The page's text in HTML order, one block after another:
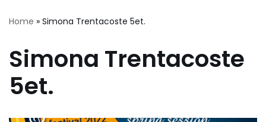
Home » Simona Trentacoste 5et.
Simona Trentacoste
5et.